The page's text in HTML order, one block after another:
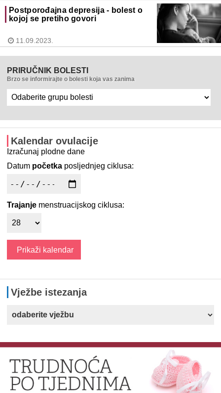
Postporođajna depresija - bolest o
kojoj se pretiho govori
11.09.2023.
PRIRUČNIK BOLESTI
Brzo se informirajte o bolesti koja vas zanima
Kalendar ovulacije
Izračunaj plodne dane
Datum početka posljednjeg ciklusa:
Trajanje menstruacijskog ciklusa:
Vježbe istezanja